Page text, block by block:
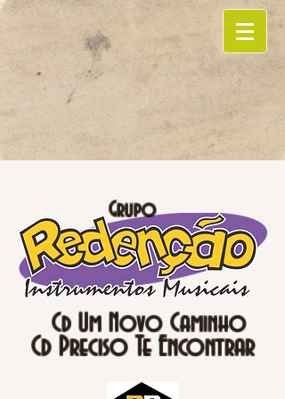
Grupo
Cd Um Novo Caminho
Cd Preciso Te Encontrar